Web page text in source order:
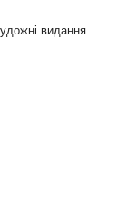
видання